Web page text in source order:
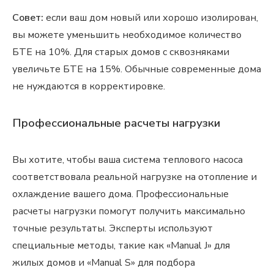
Совет: если ваш дом новый или хорошо изолирован,
вы можете уменьшить необходимое количество
БТЕ на 10%. Для старых домов с сквозняками
увеличьте БТЕ на 15%. Обычные современные дома
не нуждаются в корректировке.
Профессиональные расчеты нагрузки
Вы хотите, чтобы ваша система теплового насоса
соответствовала реальной нагрузке на отопление и
охлаждение вашего дома. Профессиональные
расчеты нагрузки помогут получить максимально
точные результаты. Эксперты используют
специальные методы, такие как «Manual J» для
жилых домов и «Manual S» для подбора